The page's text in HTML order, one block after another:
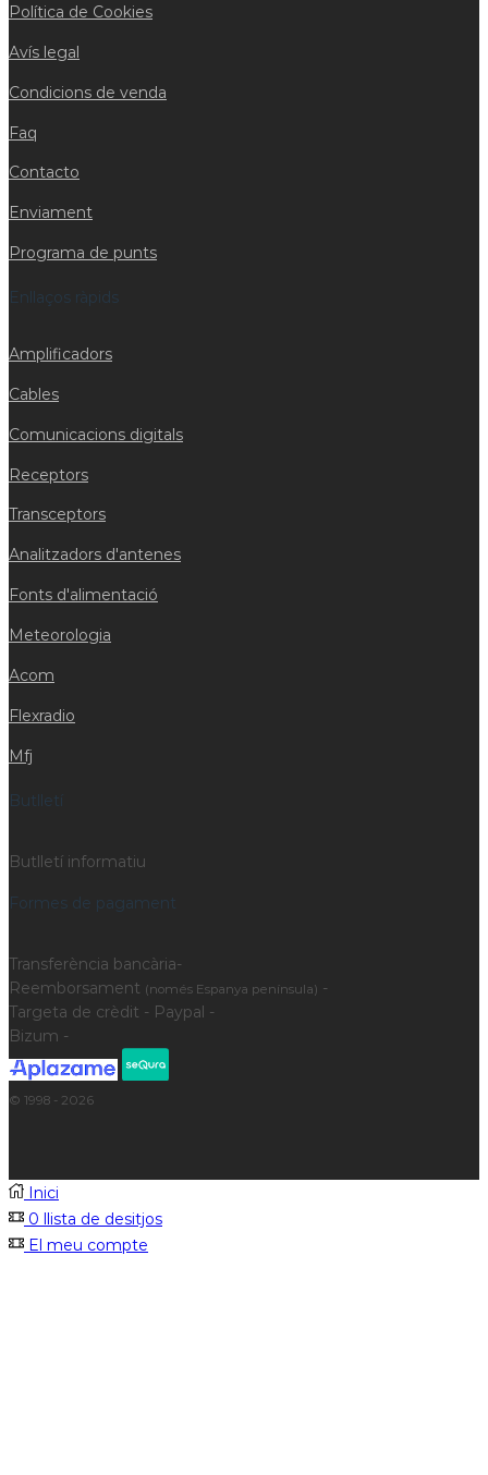
Política de Cookies
Avís legal
Condicions de venda
Faq
Contacto
Enviament
Programa de punts
Enllaços ràpids
Amplificadors
Cables
Comunicacions digitals
Receptors
Transceptors
Analitzadors d'antenes
Fonts d'alimentació
Meteorologia
Acom
Flexradio
Mfj
Butlletí
Butlletí informatiu
Formes de pagament
Transferència bancària-
Reemborsament (només Espanya península) -
Targeta de crèdit - Paypal -
Bizum -
© 1998 - 2026
Inici
0 llista de desitjos
El meu compte